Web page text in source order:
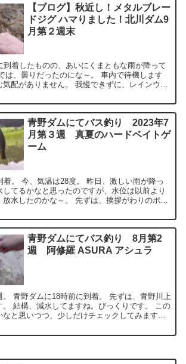
【ブログ】秋近し！メタルブレー
ドジグ ハマりました！北川ダム9
月第２週末
到着したものの、あいにくまともな雨が降って
は、曇りだったのにな～。 車内で待機します
配がありません。 我慢できずに、レインウエ
青野ダムにてバス釣り 2023年7
月第３週 真夏のハードベイトゲ
ーム
着。 今、気温は28度。 昨日、激しい雨が降っ
てるかなと思ったのですが、水位は以前より
水したのかな～。 先ずは、挨拶がわりのポン
青野ダムにてバス釣り 8月第2
週 阿修羅 ASURA アシュラ
。 青野ダムに18時前に到着。 先ずは、青野川上
。 結構、減水してますね。びっくりです。 この
と思いつつ、少しだけチェックしてみます。